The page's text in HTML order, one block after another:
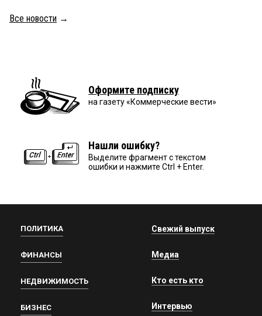
Все новости →
Оформите подписку
на газету «Коммерческие вести»
Нашли ошибку?
Выделите фрагмент с текстом
ошибки и нажмите Ctrl + Enter.
ПОЛИТИКА
ФИНАНСЫ
НЕДВИЖИМОСТЬ
БИЗНЕС
Свежий выпуск
Медиа
Кто есть кто
Интервью